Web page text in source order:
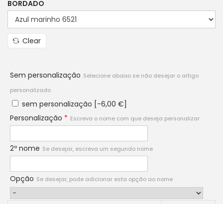
BORDADO
Clear
Sem personalização Selecione abaixo se não desejar o artigo
personalizado
sem personalização [-6,00 €]
Personalização * Escreva o nome com que deseja personalizar
2º nome Se desejar, escreva um segundo nome
Opção Se desejar, pode adicionar esta opção ao nome